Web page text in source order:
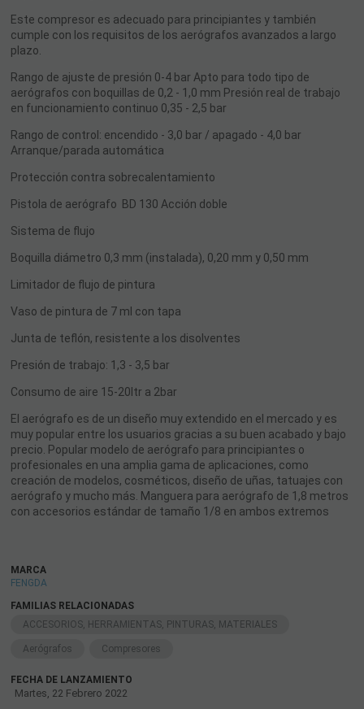
Este compresor es adecuado para principiantes y también
cumple con los requisitos de los aerógrafos avanzados a largo
plazo.
Rango de ajuste de presión 0-4 bar Apto para todo tipo de
aerógrafos con boquillas de 0,2 - 1,0 mm Presión real de trabajo
en funcionamiento continuo 0,35 - 2,5 bar
Rango de control: encendido - 3,0 bar / apagado - 4,0 bar
Arranque/parada automática
Protección contra sobrecalentamiento
Pistola de aerógrafo BD 130 Acción doble
Sistema de flujo
Boquilla diámetro 0,3 mm (instalada), 0,20 mm y 0,50 mm
Limitador de flujo de pintura
Vaso de pintura de 7 ml con tapa
Junta de teflón, resistente a los disolventes
Presión de trabajo: 1,3 - 3,5 bar
Consumo de aire 15-20ltr a 2bar
El aerógrafo es de un diseño muy extendido en el mercado y es
muy popular entre los usuarios gracias a su buen acabado y bajo
precio. Popular modelo de aerógrafo para principiantes o
profesionales en una amplia gama de aplicaciones, como
creación de modelos, cosméticos, diseño de uñas, tatuajes con
aerógrafo y mucho más. Manguera para aerógrafo de 1,8 metros
con accesorios estándar de tamaño 1/8 en ambos extremos
MARCA
FENGDA
FAMILIAS RELACIONADAS
ACCESORIOS, HERRAMIENTAS, PINTURAS, MATERIALES
Aerógrafos Compresores
FECHA DE LANZAMIENTO
Martes, 22 Febrero 2022